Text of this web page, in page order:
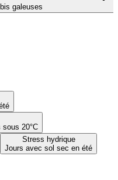
galeuses
20°C
Stress hydrique
Jours avec sol sec en été